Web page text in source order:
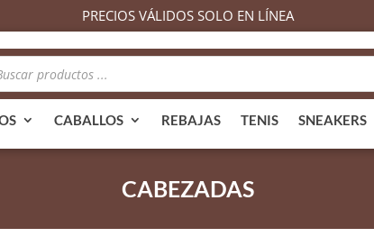
PRECIOS VÁLIDOS SOLO EN LÍNEA
CABALLOS REBAJAS TENIS SNEAKERS
CABEZADAS